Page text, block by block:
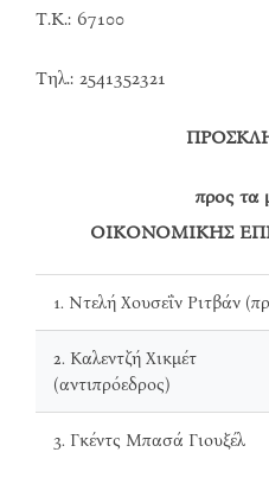
Τ.Κ.: 67100
Τηλ.: 2541352321
προς τα
ΟΙΚΟΝΟΜΙΚΗΣ
1. Ντελή Χουσεΐν Ριτβάν
2. Καλεντζή Χικμέτ
(αντιπρόεδρος)
3. Γκέντς Μπασά Γιουξέλ